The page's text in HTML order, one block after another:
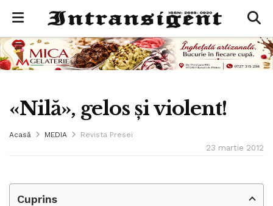
«Nilă», gelos şi violent!
Acasă MEDIA Revista Presei
23 martie 2012
Cuprins